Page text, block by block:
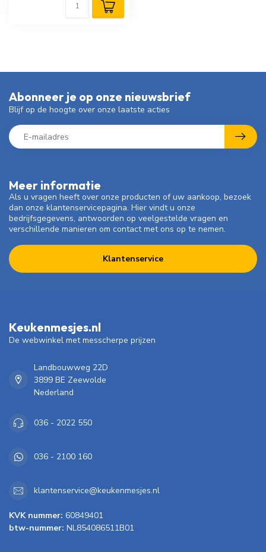
Meer informatie
Als u vragen heeft over onze producten of uw aankoop, bezoek
dan onze klantenservicepagina. Hier vindt u onze
bedrijfsgegevens, antwoorden op veelgestelde vragen en
verschillende manieren om contact met ons op te nemen.
Klantenservice
Abonneer je op onze nieuwsbrief
Blijf op de hoogte over onze laatste acties
Keukenmesjes.nl
De webwinkel met messcherpe prijzen
Landbouwweg 22D
3899 BE Zeewolde
Nederland
036 - 2022 550
036 - 2100 160
klantenservice@keukenmesjes.nl
KVK nummer: 60849401
btw-nummer: NL854086511B01